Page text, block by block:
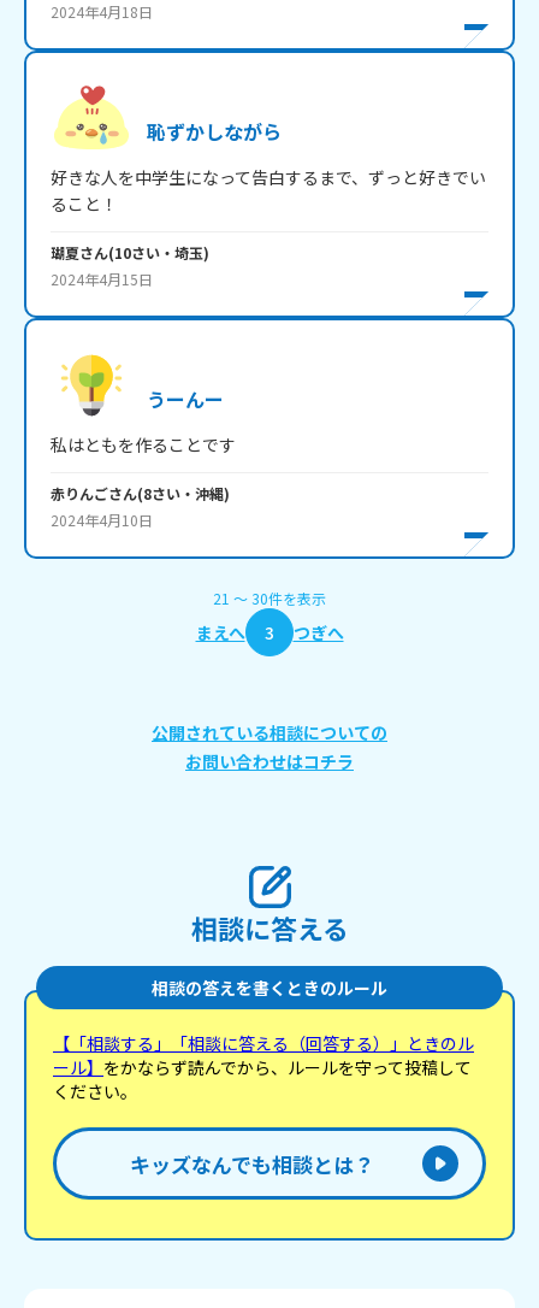
2024年4月18日
恥ずかしながら
好きな人を中学生になって告白するまで、ずっと好きでい
瑚夏さん(10さい・ 埼玉)
2024年4月15日
うーんー
私はともを作ることです
赤りんごさん(8さい・ 沖縄)
2024年4月10日
21 〜30件を表示
まえへ 3 つぎへ
公開されている相談についての
お問い合わせはコチラ
相談に答える
相談の答えを書くときのルール
【「相談する」「相談に答える（回答する）」ときのル
ール】 をかならず読んでから、ルールを守って投稿して
ください。
キッズなんでも相談とは？